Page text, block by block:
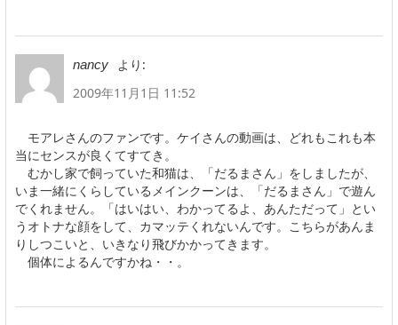
nancy
より:
2009年11月1日 11:52
モアレさんのファンです。ケイさんの動画は、どれもこれも本
当にセンスが良くてすてき。
むかし家で飼っていた和猫は、「だるまさん」をしましたが、
いま一緒にくらしているメインクーンは、「だるまさん」で遊ん
でくれません。「はいはい、わかってるよ、あんただって」とい
うオトナな顔をして、カマッテくれないんです。こちらがあんま
りしつこいと、いきなり飛びかかってきます。
個体によるんですかね・・。